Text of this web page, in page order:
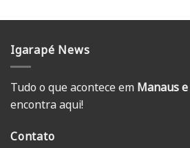
Igarapé News
Tudo o que acontece em Manaus
encontra aqui!
Contato